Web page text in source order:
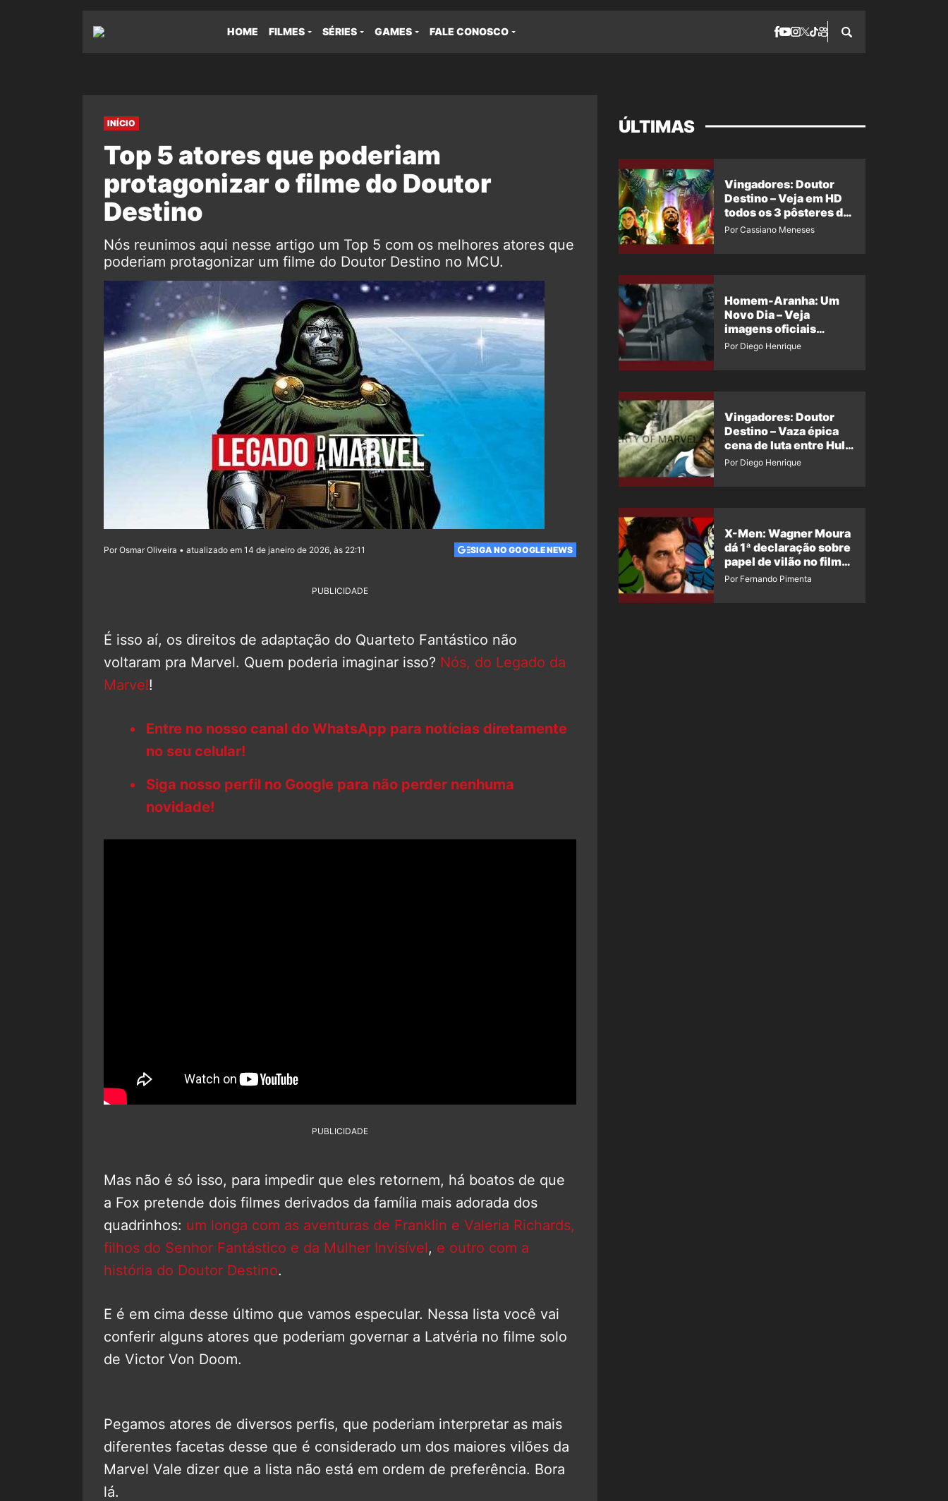
HOME FILMES SÉRIES GAMES FALE CONOSCO
INÍCIO
Top 5 atores que poderiam
protagonizar o filme do Doutor
Destino
Nós reunimos aqui nesse artigo um Top 5 com os melhores atores que
poderiam protagonizar um filme do Doutor Destino no MCU.
Por Osmar Oliveira • atualizado em 14 de janeiro de 2026, às 22:11 SIGA NO GOOGLE NEWS
PUBLICIDADE
É isso aí, os direitos de adaptação do Quarteto Fantástico não
voltaram pra Marvel. Quem poderia imaginar isso? Nós, do Legado da
Marvel!
Entre no nosso canal do WhatsApp para notícias diretamente
no seu celular!
Siga nosso perfil no Google para não perder nenhuma
novidade!
PUBLICIDADE
Mas não é só isso, para impedir que eles retornem, há boatos de que
a Fox pretende dois filmes derivados da família mais adorada dos
quadrinhos: um longa com as aventuras de Franklin e Valeria Richards,
filhos do Senhor Fantástico e da Mulher Invisível, e outro com a
história do Doutor Destino.
E é em cima desse último que vamos especular. Nessa lista você vai
conferir alguns atores que poderiam governar a Latvéria no filme solo
de Victor Von Doom.
Pegamos atores de diversos perfis, que poderiam interpretar as mais
diferentes facetas desse que é considerado um dos maiores vilões da
Marvel Vale dizer que a lista não está em ordem de preferência. Bora
lá.
ÚLTIMAS
Vingadores: Doutor
Destino – Veja em HD
todos os 3 pôsteres de
‘Doomsday’ + 1 imagem
Por Cassiano Meneses
Homem-Aranha: Um
Novo Dia – Veja
imagens oficiais
descartadas do Hulk
Por Diego Henrique
Vingadores: Doutor
Destino – Vaza épica
cena de luta entre Hulk
e o Coisa
Por Diego Henrique
X-Men: Wagner Moura
dá 1ª declaração sobre
papel de vilão no filme
da Marvel
Por Fernando Pimenta